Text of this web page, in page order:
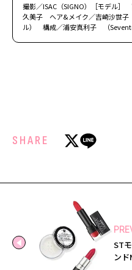
撮影／ISAC（SIGNO）［モデル
久美子 ヘア&メイク／吉崎沙世子
ル） 構成／浦安真利子 （
SHARE
ST
ン